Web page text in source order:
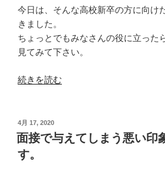
今日は、そんな高校新卒の方に向け
きました。
ちょっとでもみなさんの役に立った
見てみて下さい。
“面
ポ
イ
ン
ト
続きを読む
投
稿
日:
4月 17, 2020
面接で与えてしまう悪い印
す。